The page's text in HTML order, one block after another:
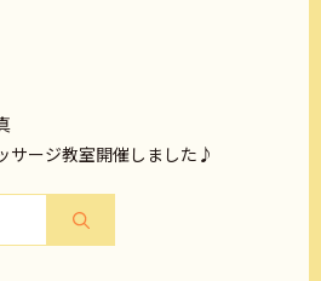
サージ教室開催しました♪